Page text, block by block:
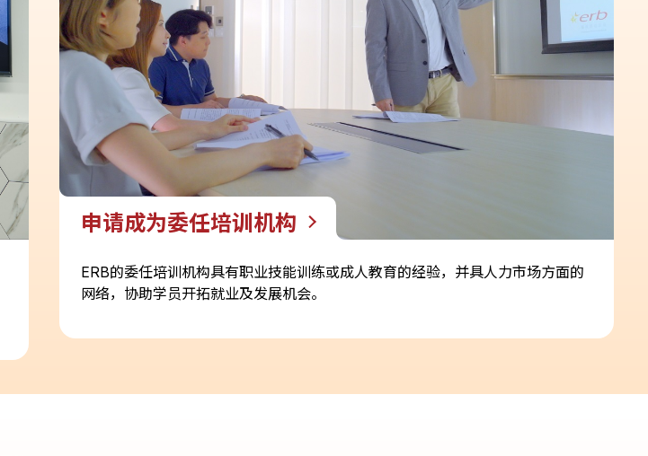
申请成为委任培训机构
ERB的委任培训机构具有职业技能训练或成人教育的经验，并具人力市场方面的
网络，协助学员开拓就业及发展机会。